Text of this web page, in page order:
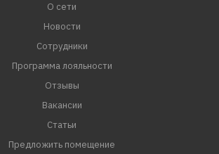
О сети
Новости
Сотрудники
Программа лояльности
Отзывы
Вакансии
Статьи
Предложить помещение